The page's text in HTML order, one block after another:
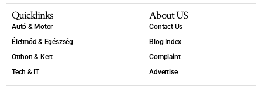
Quicklinks
Autó & Motor
Életmód & Egészség
Otthon & Kert
Tech & IT
About US
Contact Us
Blog Index
Complaint
Advertise